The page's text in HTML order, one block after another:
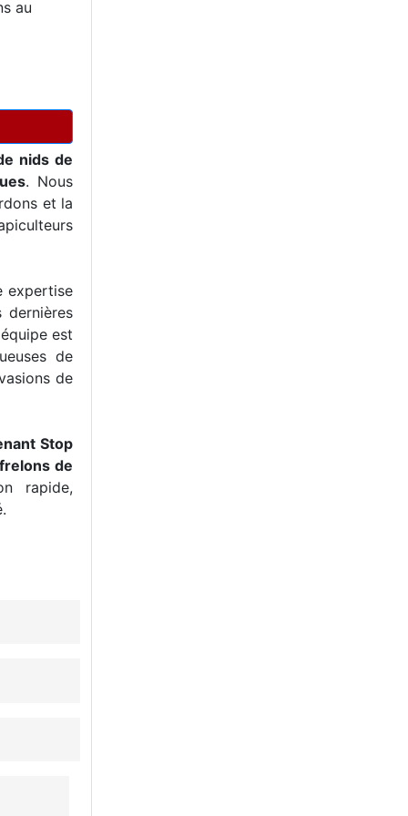
au
nids de
. Nous
et la
expertise
dernières
est
de
de
Stop
de
rapide,